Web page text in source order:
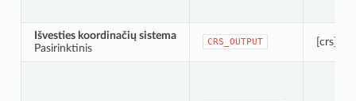
Išvesties koordinačių sistema
Pasirinktinis
CRS_OUTPUT [crs]